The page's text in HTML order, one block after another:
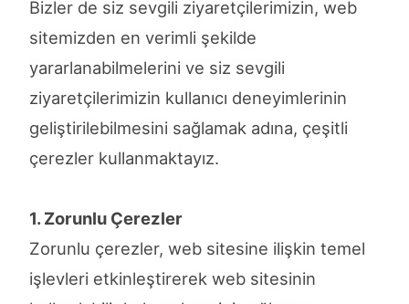
Bizler de siz sevgili ziyaretçilerimizin, web
sitemizden en verimli şekilde
yararlanabilmelerini ve siz sevgili
ziyaretçilerimizin kullanıcı deneyimlerinin
geliştirilebilmesini sağlamak adına, çeşitli
çerezler kullanmaktayız.
1. Zorunlu Çerezler
Zorunlu çerezler, web sitesine ilişkin temel
işlevleri etkinleştirerek web sitesinin